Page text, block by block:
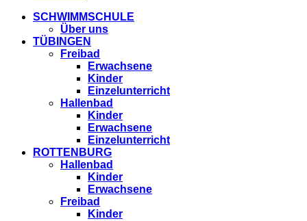
SCHWIMMSCHULE
Über uns
TÜBINGEN
Freibad
Erwachsene
Kinder
Einzelunterricht
Hallenbad
Kinder
Erwachsene
Einzelunterricht
ROTTENBURG
Hallenbad
Kinder
Erwachsene
Freibad
Kinder